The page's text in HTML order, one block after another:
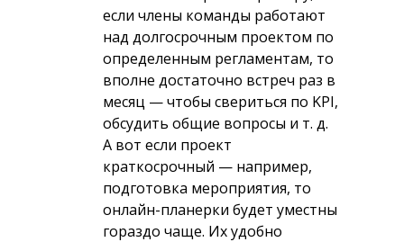
если члены команды работают
над долгосрочным проектом по
определенным регламентам, то
вполне достаточно встреч раз в
месяц — чтобы свериться по KPI,
обсудить общие вопросы и т. д.
А вот если проект
краткосрочный — например,
подготовка мероприятия, то
онлайн-планерки будет уместны
гораздо чаще. Их удобно